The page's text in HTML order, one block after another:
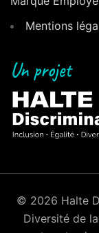
Mentions
© 2026 Halte
Diversité de